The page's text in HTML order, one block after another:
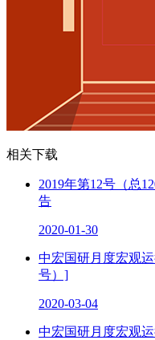
相关下载
2019年第12号（总
告
2020-01-30
中宏国研月度宏观
号）]
2020-03-04
中宏国研月度宏观